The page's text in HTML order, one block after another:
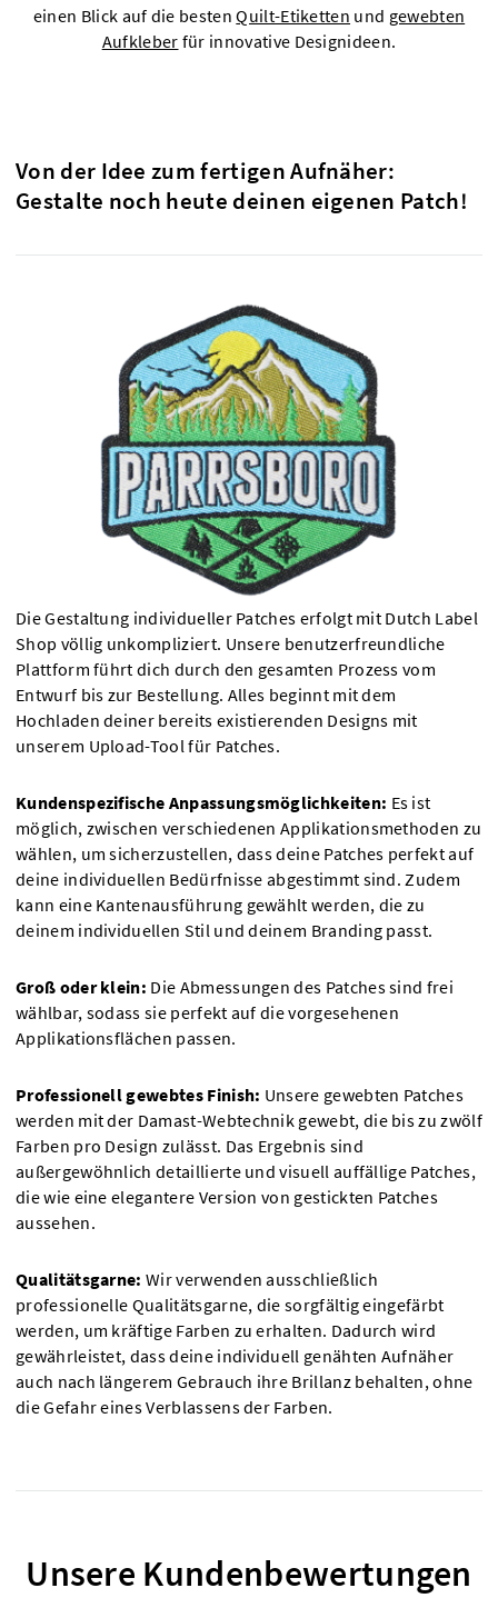
einen Blick auf die bestenQuilt-Etiketten und gewebten
Aufkleber für innovative Designideen.
Von der Idee zum fertigen Aufnäher:
Gestalte noch heute deinen eigenen Patch!
Die Gestaltung individueller Patches erfolgt mit Dutch Label
Shop völlig unkompliziert. Unsere benutzerfreundliche
Plattform führt dich durch den gesamten Prozess vom
Entwurf bis zur Bestellung. Alles beginnt mit dem
Hochladen deiner bereits existierenden Designs mit
unserem Upload-Tool für Patches.
Kundenspezifische Anpassungsmöglichkeiten: Es ist
möglich, zwischen verschiedenen Applikationsmethoden zu
wählen, um sicherzustellen, dass deine Patches perfekt auf
deine individuellen Bedürfnisse abgestimmt sind. Zudem
kann eine Kantenausführung gewählt werden, die zu
deinem individuellen Stil und deinem Branding passt.
Groß oder klein: Die Abmessungen des Patches sind frei
wählbar, sodass sie perfekt auf die vorgesehenen
Applikationsflächen passen.
Professionell gewebtes Finish: Unsere gewebten Patches
werden mit der Damast-Webtechnik gewebt, die bis zu zwölf
Farben pro Design zulässt. Das Ergebnis sind
außergewöhnlich detaillierte und visuell auffällige Patches,
die wie eine elegantere Version von gestickten Patches
aussehen.
Qualitätsgarne: Wir verwenden ausschließlich
professionelle Qualitätsgarne, die sorgfältig eingefärbt
werden, um kräftige Farben zu erhalten. Dadurch wird
gewährleistet, dass deine individuell genähten Aufnäher
auch nach längerem Gebrauch ihre Brillanz behalten, ohne
die Gefahr eines Verblassens der Farben.
Unsere Kundenbewertungen